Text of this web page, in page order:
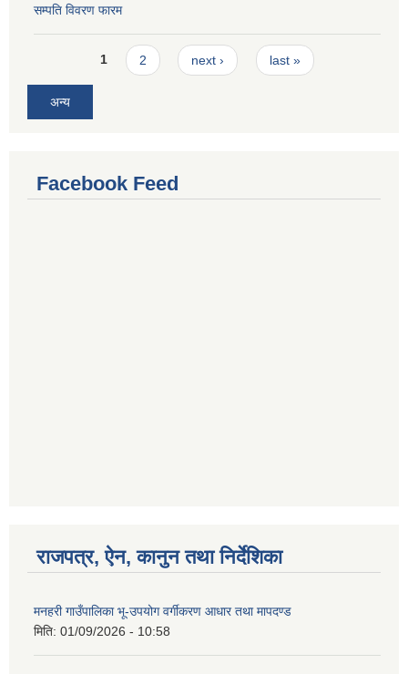
सम्पति विवरण फारम
Pages1 2 next › last »
अन्य
Facebook Feed
राजपत्र, ऐन, कानुन तथा निर्देशिका
मनहरी गाउँपालिका भू-उपयोग वर्गीकरण आधार तथा मापदण्ड
मिति: 01/09/2026 - 10:58